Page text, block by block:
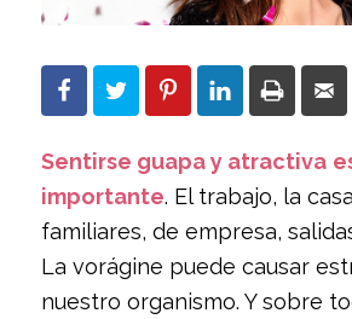
Sentirse guapa y atractiva
importante. El trabajo, la
familiares, de empresa,
La vorágine puede causar
nuestro organismo. Y sobre